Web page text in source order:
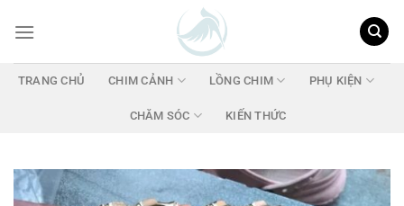
đến
dungTRANG CHỦ CHIM CẢNH LỒNG CHIM PHỤ KIỆN
CHĂM SÓC KIẾN THỨC